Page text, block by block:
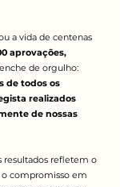
a vida de centenas
aprovações,
de orgulho:
de todos os
realizados
de nossas
resultados refletem o
compromisso em